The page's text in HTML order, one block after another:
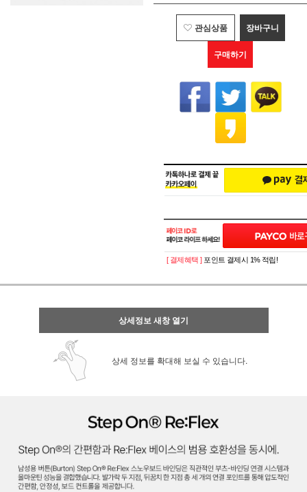
관심상품 장바구니
구매하기
[ 결제혜택 ] 포인트 결제시 1% 적립!
상세정보 새창 열기
상세 정보를 확대해 보실 수 있습니다.